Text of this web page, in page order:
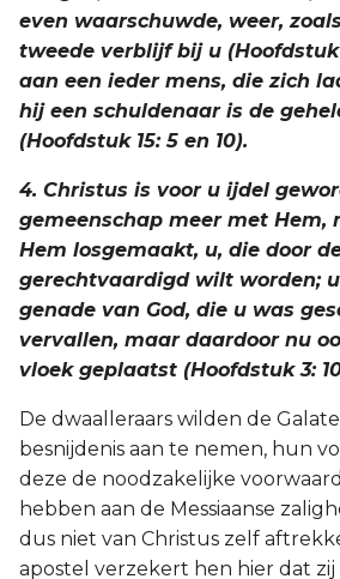
even waarschuwde, weer,
tweede verblijf bij u (Hoofdstuk
aan een ieder mens, die zich
hij een schuldenaar is de
(Hoofdstuk 15: 5 en 10).
4. Christus is voor u ijdel
gemeenschap meer met Hem,
Hem losgemaakt, u, die door
gerechtvaardigd wilt worden;
genade van God, die u was
vervallen, maar daardoor nu
vloek geplaatst (Hoofdstuk 3:
De dwaalleraars wilden de
besnijdenis aan te nemen, hun
deze de noodzakelijke
hebben aan de Messiaanse
dus niet van Christus zelf
apostel verzekert hen hier dat